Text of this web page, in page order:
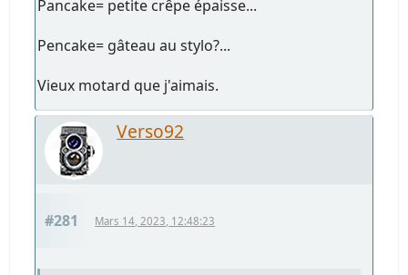
Pancake= petite crêpe épaisse...
Pencake= gâteau au stylo?...
Vieux motard que j'aimais.
Verso92
#281 Mars 14, 2023, 12:48:23